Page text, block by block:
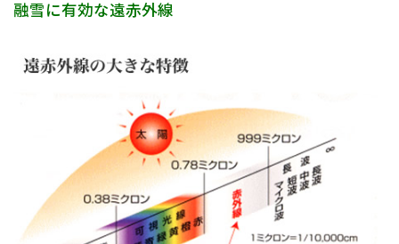
融雪に有効な遠赤外線
融雪部門
採用情報
採用メッセージ